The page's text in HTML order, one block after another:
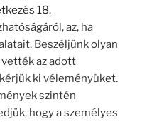
18.
az, ha
Beszéljünk olyan
az adott
ki véleményüket.
szintén
hogy a személyes